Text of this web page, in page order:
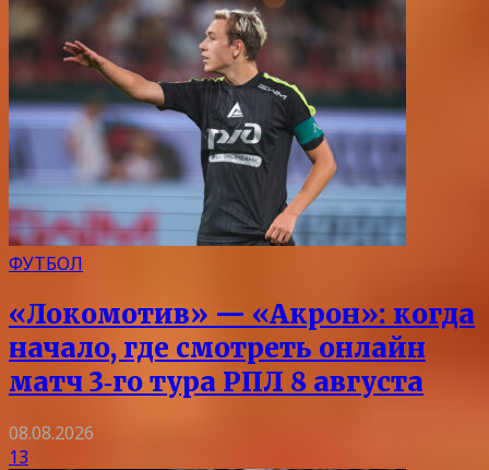
ФУТБОЛ
«Локомотив» — «Акрон»: когда
начало, где смотреть онлайн
матч 3‑го тура РПЛ 8 августа
08.08.2026
13